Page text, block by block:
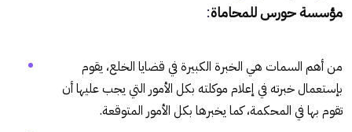
مؤسسة حورس للمحاماة:
من أهم السمات هي الخبرة الكبيرة في قضايا الخلع، يقوم
بإستعمال خبرته في إعلام موكلته بكل الأمور التي يجب عليها أن
تقوم بها في المحكمة، كما يخبرها بكل الأمور المتوقعة.